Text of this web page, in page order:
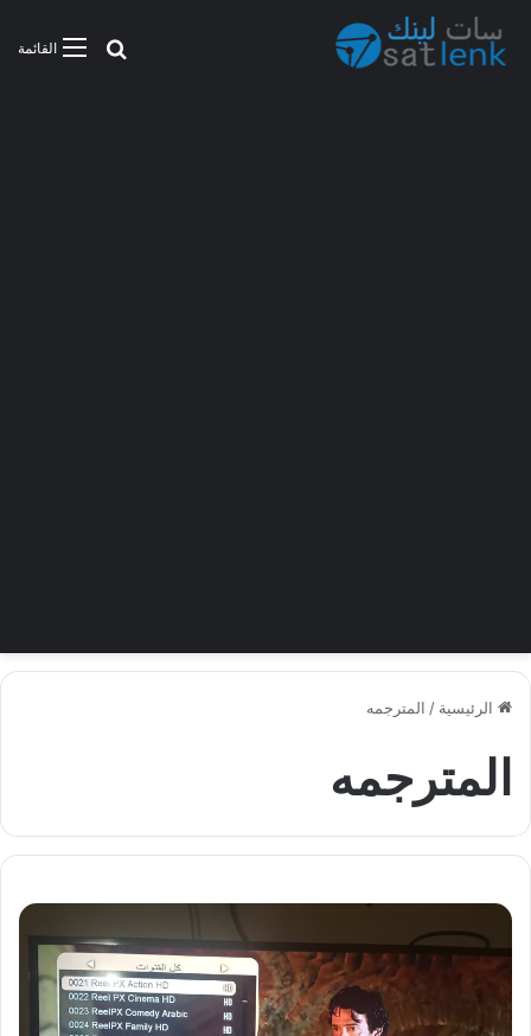
القائمةبحث عن
الرئيسية / المترجمه
المترجمه